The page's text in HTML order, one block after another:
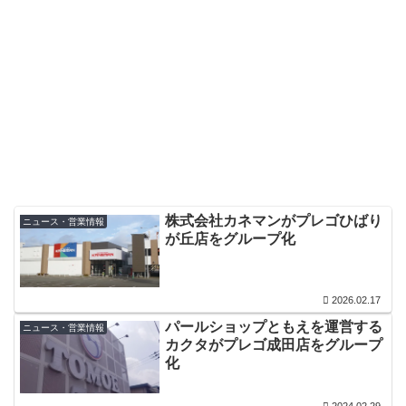
ニュース・営業情報
株式会社カネマンがプレゴひばり
が丘店をグループ化
2026.02.17
ニュース・営業情報
パールショップともえを運営する
カクタがプレゴ成田店をグループ
化